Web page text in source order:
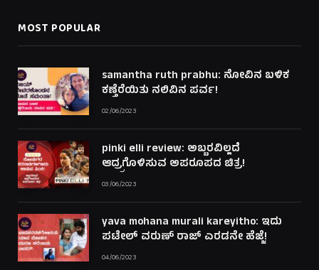
MOST POPULAR
samantha ruth prabhu: ನೋವಿನ ಬಳಿಕ
ಕಣ್ತೆರೆಯಿತು ನಲಿವಿನ ಪರ್ವ!
02/06/2023
pinki elli review: ಅಬ್ಬರವಿಲ್ಲದೆ
ಆದ್ರ್ರಗೊಳಿಸುವ ಅಪರೂಪದ ಚಿತ್ರ!
03/06/2023
yava mohana murali kareyitho: ಇದು
ಪಟೇಲ್ ವರುಣ್ ರಾಜ್ ಎರಡನೇ ಹೆಜ್ಜೆ!
04/06/2023